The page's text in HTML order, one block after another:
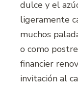
dulce y el
ligeramente
muchos
o como
financier
invitación al